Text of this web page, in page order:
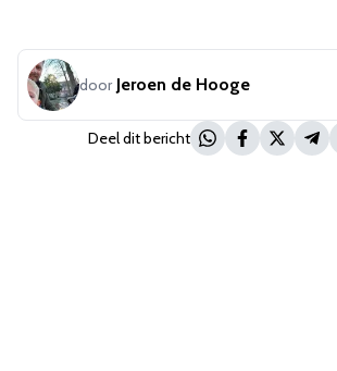
door Jeroen de Hooge
Deel dit bericht